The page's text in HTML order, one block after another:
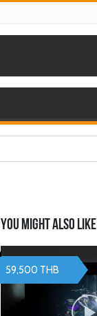
You might also like
59,500 THB